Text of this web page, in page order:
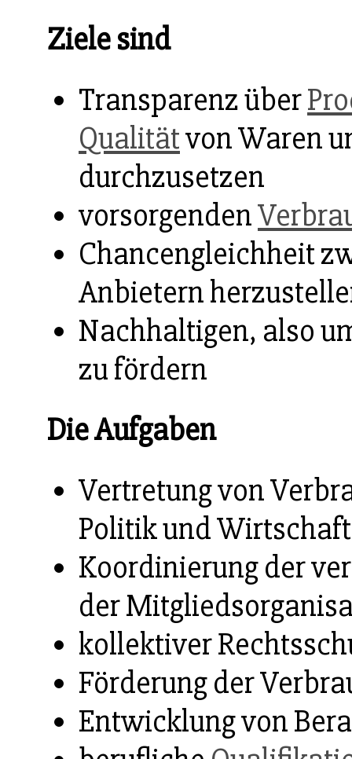
Ziele sind
Transparenz über
Qualitätvon Waren
durchzusetzen
vorsorgenden
Chancengleichheit
Anbietern
Nachhaltigen, also
zu fördern
Die Aufgaben
Vertretung von
Politik und Wirtschaft
Koordinierung der
der
kollektiver
Förderung der
Entwicklung von